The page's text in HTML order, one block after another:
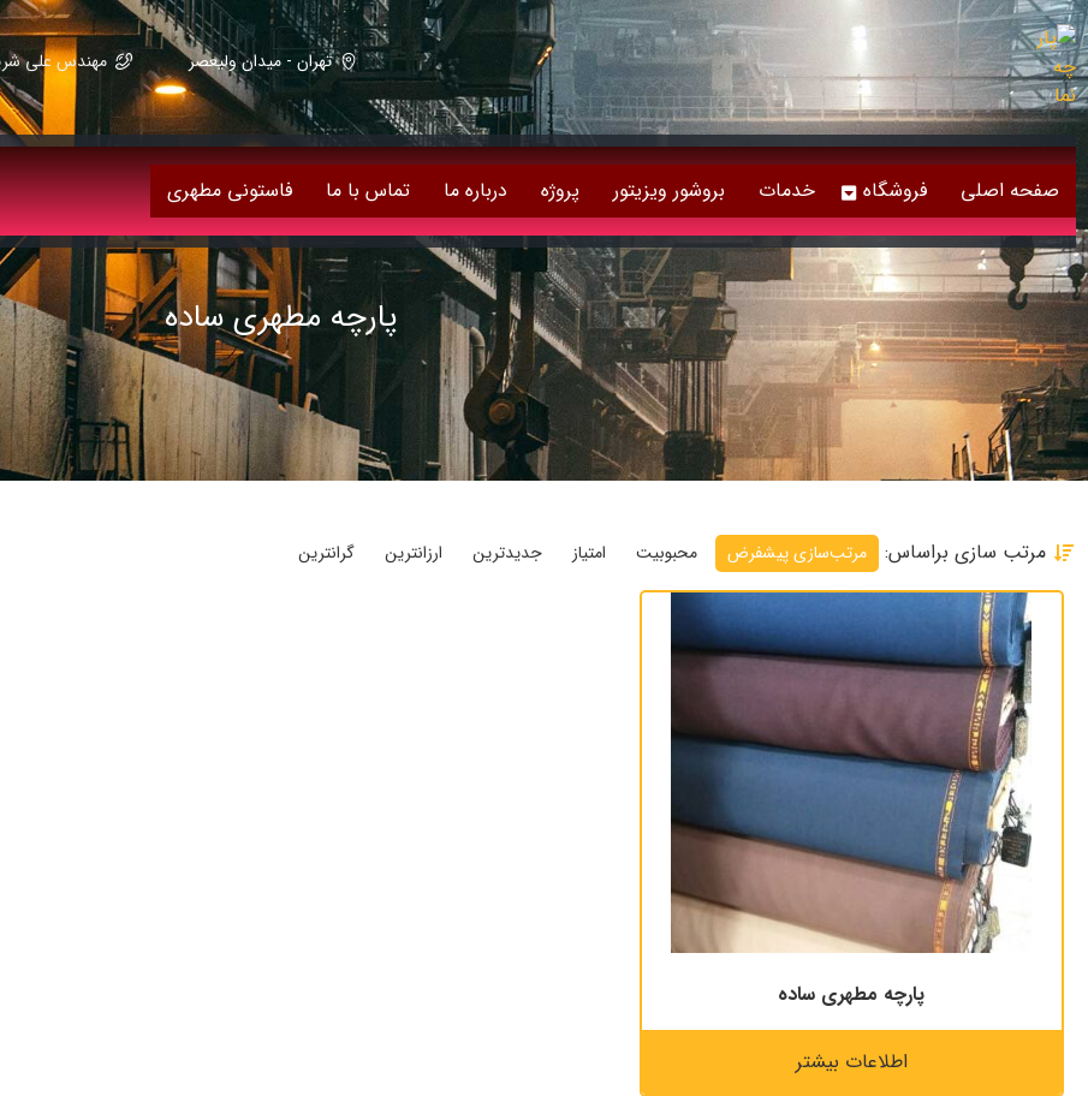
تهران - میدان ولیعصر مهندس علی شریعت زاده
صفحه اصلی فروشگاه خدمات بروشور ویزیتور پروژه درباره ما تماس با ما فاستونی مطهری
پارچه مطهری ساده
مرتب سازی براساس: مرتب‌سازی پیشفرض محبوبیت امتیاز جدیدترین ارزانترین گرانترین
پارچه مطهری ساده
اطلاعات بیشتر